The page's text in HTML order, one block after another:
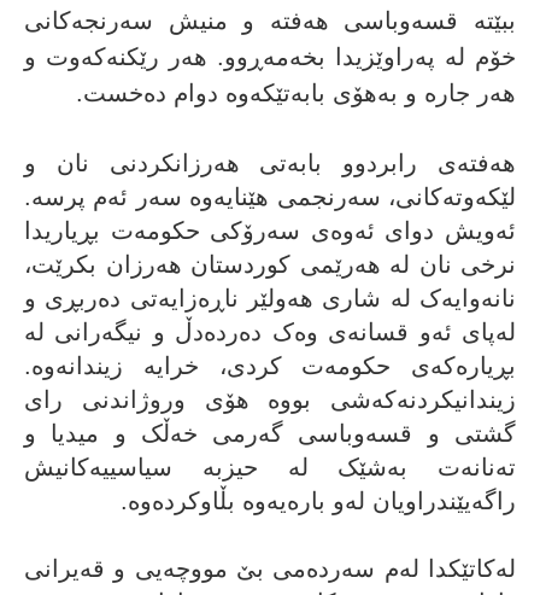
ببێتە قسەوباسى هەفتە و منیش سەرنجەکانى
خۆم لە پەراوێزیدا بخەمەڕوو. هەر رێکنەکەوت و
هەر جارە و بەهۆى بابەتێکەوە دوام دەخست.
هەفتەى رابردوو بابەتى هەرزانکردنى نان و
لێکەوتەکانى، سەرنجمى هێنایەوە سەر ئەم پرسە.
ئەویش دواى ئەوەى سەرۆکى حکومەت بڕیاریدا
نرخى نان لە هەرێمى کوردستان هەرزان بکرێت،
نانەوایەک لە شارى هەولێر ناڕەزایەتى دەربڕی و
لەپاى ئەو قسانەى وەک دەردەدڵ و نیگەرانى لە
بڕیارەکەى حکومەت کردى، خرایە زیندانەوە.
زیندانیکردنەکەشى بووە هۆى وروژاندنى راى
گشتى و قسەوباسى گەرمى خەڵک و میدیا و
تەنانەت بەشێک لە حیزبە سیاسییەکانیش
راگەیێندراویان لەو بارەیەوە بڵاوکردەوە.
لەکاتێکدا لەم سەردەمى بێ مووچەیى و قەیرانى